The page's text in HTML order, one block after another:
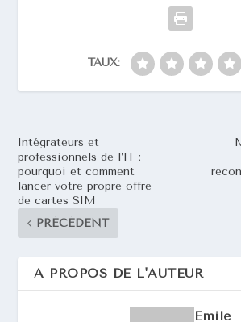
TAUX:
Intégrateurs et
professionnels de l’IT :
pourquoi et comment
lancer votre propre offre
de cartes SIM
PRÉCÉDENT
A PROPOS DE L'AUTEUR
Emile